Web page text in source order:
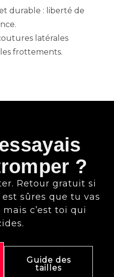
durable : liberté de
latérales
frottements.
?
Retour gratuit si
sûres que tu vas
c’est toi qui
Guide des
tailles